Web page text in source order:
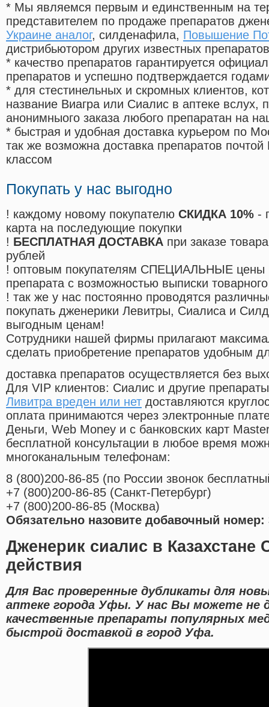
* Мы являемся первым и единственным на
представителем по продаже препаратов
Украине аналог, силденафила, Повышение
дистрибьютором других известных препаратов
* качество препаратов гарантируется
препаратов и успешно подтверждается
* для стестинельных и скромных клиентов,
название Виагра или Сиалис в аптеке вслух,
анонимныого заказа любого препаратан на
* быстрая и удобная доставка курьером по
так же возможна доставка препаратов
классом
Покупать у нас выгодно
! каждому новому покупателю СКИДКА 10% -
карта на последующие покупки
! БЕСПЛАТНАЯ ДОСТАВКА при заказе
рублей
! оптовым покупателям СПЕЦИАЛЬНЫЕ цены
препарата с возможностью выписки
! так же у нас постоянно проводятся
покупать дженерики Левитры, Сиалиса и
выгодным ценам!
Cотрудники нашей фирмы прилагают
сделать приобретение препаратов удобным
доставка препаратов осуществляется без
Для VIP клиентов: Сиалис и другие
Ливитра вреден или нет доставляются
оплата принимаются через электронные
Деньги, Web Money и с банковских карт
бесплатной консультации в любое время
многоканальным телефонам:
8 (800)200-86-85 (по России звонок
+7 (800)200-86-85 (Санкт-Петербург)
+7 (800)200-86-85 (Москва)
Обязательно назовите добавочный номер:
Дженерик сиалис в Казахстане
действия
Для Вас проверенные дубликаты для
аптеке города Уфы. У нас Вы можете не
качественные препараты популярных
быстрой доставкой в город Уфа.